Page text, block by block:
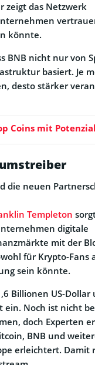
zeigt das Netzwerk
könnte.
BNB nicht nur von
basiert. Je
desto stärker
Coins mit
die neuen
Templeton
digitale
mit der
für Krypto-Fans
sein könnte.
Billionen US-Dollar
ein. Noch ist nicht
doch Experten
BNB und
erleichtert. Damit